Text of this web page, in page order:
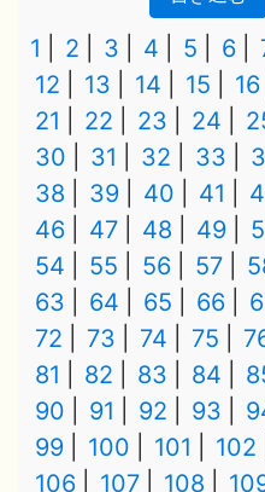
1 2 3 4 5 6
12
13 14 15 16
21
22 23 24
30
31 32 33
38
39 40 41
46
47 48 49
54
55 56 57
63
64 65 66
72
73 74 75
81
82 83 84
90
91 92 93
99
100 101 102
106
107 108